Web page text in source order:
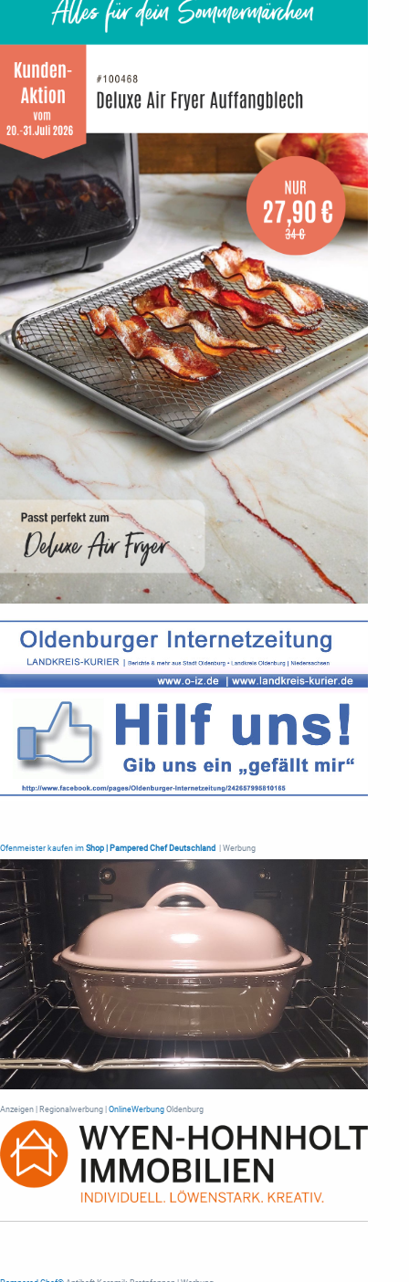
Ofenmeister kaufen im Shop | Pampered Chef Deutschland | Werbung
Anzeigen | Regionalwerbung | OnlineWerbung Oldenburg